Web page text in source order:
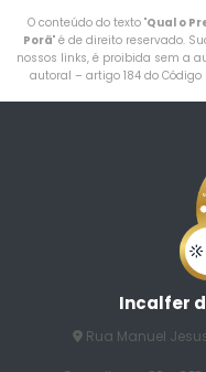
O conteúdo do texto "Qual o
Porã" é de direito reservado.
nossos links, é proibida sem a
autoral – artigo 184 do Código
Incalfer
Rua Manuel